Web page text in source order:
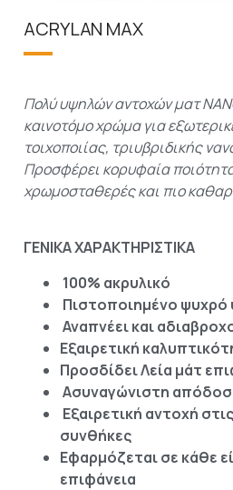
ACRYLAN MAX
Πολύ υψηλών αντοχών ματ
καινοτόμο χρώμα για
τοιχοποιίας, τριυβριδικής
Προσφέρει κορυφαία
χρωμοσταθερές και πιο
ΓΕΝΙΚΑ ΧΑΡΑΚΤΗΡΙΣΤΙΚΑ
100% ακρυλικό
Πιστοποιημένο ψυχρό
Αναπνέει και
Εξαιρετική
Προσδίδει Λεία μάτ
Ασυναγώνιστη
Εξαιρετική αντοχή
συνθήκες
Εφαρμόζεται σε κάθε
επιφάνεια